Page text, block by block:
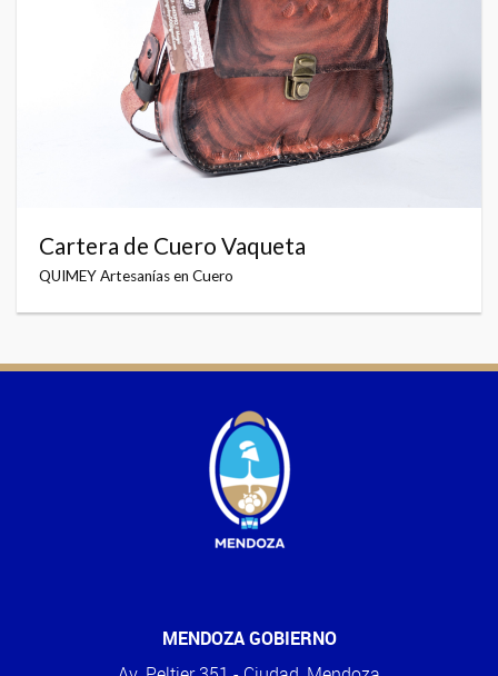
Cartera de Cuero Vaqueta
QUIMEY Artesanías en Cuero
MENDOZA GOBIERNO